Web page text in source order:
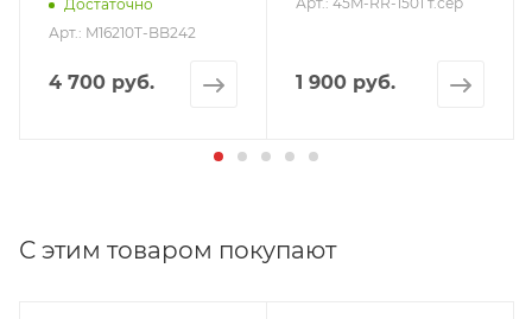
Достаточно
Арт.: M16210T-BB242
4 700 руб. 1 900 руб.
С этим товаром покупают